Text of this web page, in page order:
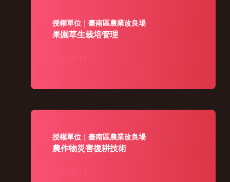
授權單位｜臺南區農業改良場
果園草生栽培管理
授權單位｜臺南區農業改良場
農作物災害復耕技術